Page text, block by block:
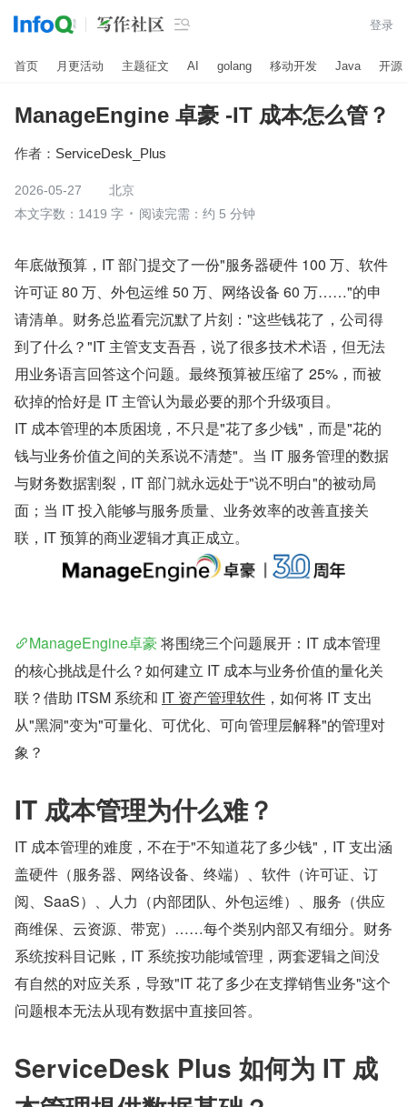
 登录
首页 月更活动 主题征文 AI golang 移动开发 Java 开源
ManageEngine 卓豪 -IT 成本怎么管？
作者： ServiceDesk_Plus
2026-05-27
北京
本文字数：1419 字
阅读完需：约 5 分钟
年底做预算，IT 部门提交了一份"服务器硬件 100 万、软件
许可证 80 万、外包运维 50 万、网络设备 60 万……"的申
请清单。财务总监看完沉默了片刻："这些钱花了，公司得
到了什么？"IT 主管支支吾吾，说了很多技术术语，但无法
用业务语言回答这个问题。最终预算被压缩了 25%，而被
砍掉的恰好是 IT 主管认为最必要的那个升级项目。
IT 成本管理的本质困境，不只是"花了多少钱"，而是"花的
钱与业务价值之间的关系说不清楚"。当 IT 服务管理的数据
与财务数据割裂，IT 部门就永远处于"说不明白"的被动局
面；当 IT 投入能够与服务质量、业务效率的改善直接关
联，IT 预算的商业逻辑才真正成立。
ManageEngine卓豪 将围绕三个问题展开：IT 成本管理
的核心挑战是什么？如何建立 IT 成本与业务价值的量化关
联？借助 ITSM 系统和 IT 资产管理软件 ，如何将 IT 支出
从"黑洞"变为"可量化、可优化、可向管理层解释"的管理对
象？
IT 成本管理为什么难？
IT 成本管理的难度，不在于"不知道花了多少钱"，IT 支出涵
盖硬件（服务器、网络设备、终端）、软件（许可证、订
阅、SaaS）、人力（内部团队、外包运维）、服务（供应
商维保、云资源、带宽）……每个类别内部又有细分。财务
系统按科目记账，IT 系统按功能域管理，两套逻辑之间没
有自然的对应关系，导致"IT 花了多少在支撑销售业务"这个
问题根本无法从现有数据中直接回答。
ServiceDesk Plus 如何为 IT 成